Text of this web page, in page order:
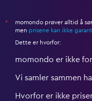
*
momondo prøver alltid å
men prisene kan ikke
Dette er hvorfor:
momondo er ikke
Vi samler sammen
Hvorfor er ikke